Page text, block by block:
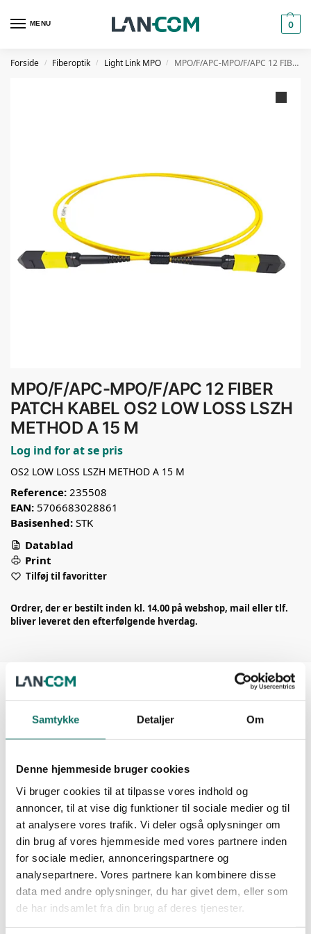
Samtykke Detaljer Om
Denne hjemmeside bruger cookies
Vi bruger cookies til at tilpasse vores indhold og
annoncer, til at vise dig funktioner til sociale medier og til
at analysere vores trafik. Vi deler også oplysninger om
din brug af vores hjemmeside med vores partnere inden
for sociale medier, annonceringspartnere og
analysepartnere. Vores partnere kan kombinere disse
data med andre oplysninger, du har givet dem, eller som
de har indsamlet fra din brug af deres tjenester.
MENU 0
Forside / Fiberoptik / Light Link MPO / MPO/F/APC-MPO/F/APC 12 FIBER PATCH KABEL OS2 LOW LOSS LSZH METHOD A 15 M
MPO/F/APC-MPO/F/APC 12 FIBER
PATCH KABEL OS2 LOW LOSS LSZH
METHOD A 15 M
Log ind for at se pris
OS2 LOW LOSS LSZH METHOD A 15 M
Reference: 235508
EAN: 5706683028861
Basisenhed: STK
Datablad
Print
Tilføj til favoritter
Ordrer, der er bestilt inden kl. 14.00 på webshop, mail eller tlf.
bliver leveret den efterfølgende hverdag.
eller i Datacentre mellem krydsfelter.
produkt.
SPECIFIKATION:
Fiber: OS2 9/125μ
Antal fibre: 12 stk.
Loss: Low Loss < 0,35dB
Methode: A
Ende A: MPO/F